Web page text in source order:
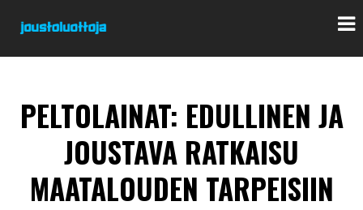
PELTOLAINAT: EDULLINEN JA
JOUSTAVA RATKAISU
MAATALOUDEN TARPEISIIN